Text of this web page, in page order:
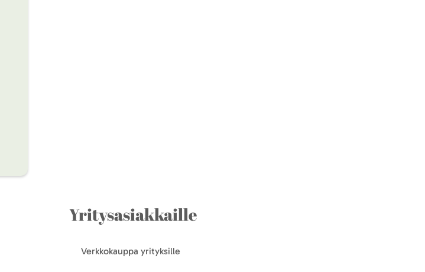
Yritysasiakkaille
Verkkokauppa yrityksille